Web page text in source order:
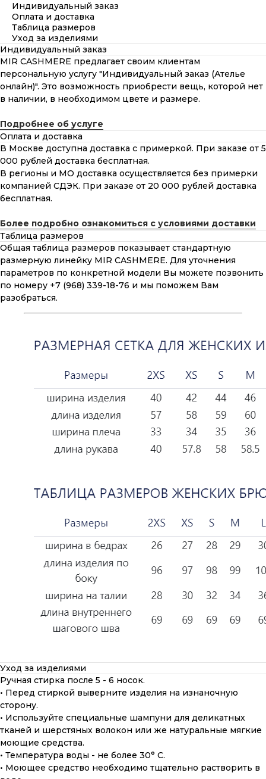
Индивидуальный заказ
Оплата и доставка
Таблица размеров
Уход за изделиями
Индивидуальный заказ
MIR CASHMERE предлагает своим клиентам
персональную услугу "Индивидуальный заказ (Ателье
онлайн)". Это возможность приобрести вещь, которой нет
в наличии, в необходимом цвете и размере.
Подробнее об услуге
Оплата и доставка
В Москве доступна доставка с примеркой. При заказе от 5
000 рублей доставка бесплатная.
В регионы и МО доставка осуществляется без примерки
компанией СДЭК. При заказе от 20 000 рублей доставка
бесплатная.
Более подробно ознакомиться с условиями доставки
Таблица размеров
Общая таблица размеров показывает стандартную
размерную линейку MIR CASHMERE. Для уточнения
параметров по конкретной модели Вы можете позвонить
по номеру +7 (968) 339-18-76 и мы поможем Вам
разобраться.
Уход за изделиями
Ручная стирка после 5 - 6 носок.
• Перед стиркой выверните изделия на изнаночную
сторону.
• Используйте специальные шампуни для деликатных
тканей и шерстяных волокон или же натуральные мягкие
моющие средства.
• Температура воды - не более 30° С.
• Моющее средство необходимо тщательно растворить в